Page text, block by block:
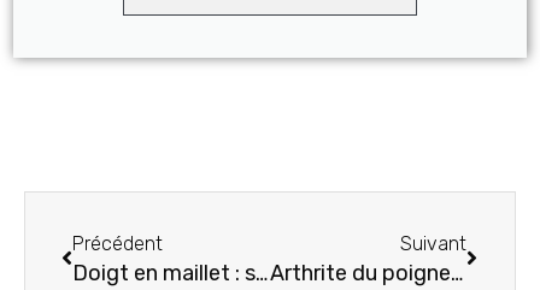
Précédent
Doigt en maillet : symptômes, causes, traitement par les orthèses de poignet et de pouce
Suivant
Arthrite du poignet : symptômes, causes, traitement par les orthèses de poignet et de pouce